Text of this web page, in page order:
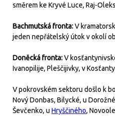
směrem ke Kryvé Luce, Raj-
Bachmutská fronta:V
jeden nepřátelský útok v okolí
Doněcká fronta:V
Ivanopilije, Pleščijivky, v
V pokrovském sektoru došlo k
Nový Donbas, Bilycké, u
Ševčenko, u Hryščiného,